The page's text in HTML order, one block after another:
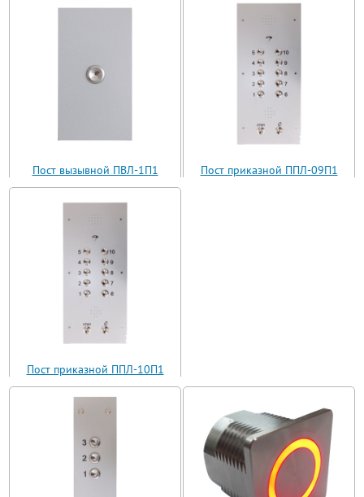
Пост вызывной ПВЛ-1П1
(ВП11-1)
Пост приказной ППЛ-09П1
Пост приказной ППЛ-10П1
(ППЛ11-10)